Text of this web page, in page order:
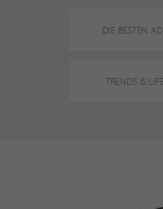
DIE BESTEN
TRENDS &